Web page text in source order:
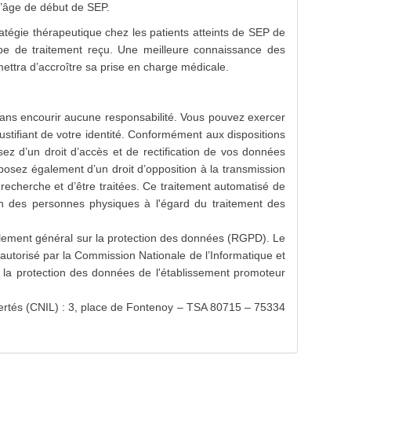
de début de SEP.
thérapeutique chez les patients atteints de SEP de
de traitement reçu. Une meilleure connaissance des
d’accroître sa prise en charge médicale.
encourir aucune responsabilité. Vous pouvez exercer
de votre identité. Conformément aux dispositions
d’un droit d’accès et de rectification de vos données
également d’un droit d’opposition à la transmission
et d’être traitées. Ce traitement automatisé de
personnes physiques à l'égard du traitement des
général sur la protection des données (RGPD). Le
par la Commission Nationale de l’Informatique et
protection des données de l'établissement promoteur
(CNIL) : 3, place de Fontenoy – TSA 80715 – 75334